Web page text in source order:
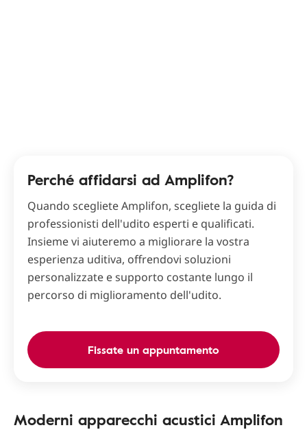
Perché affidarsi ad Amplifon?
Quando scegliete Amplifon, scegliete la guida di
professionisti dell'udito esperti e qualificati.
Insieme vi aiuteremo a migliorare la vostra
esperienza uditiva, offrendovi soluzioni
personalizzate e supporto costante lungo il
percorso di miglioramento dell'udito.
Fissate un appuntamento
Moderni apparecchi acustici Amplifon